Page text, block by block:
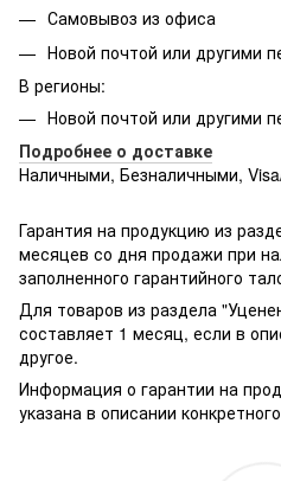
Самовывоз из офиса
Новой почтой или другими
В регионы:
Новой почтой или другими
Подробнее о доставке
Наличными, Безналичными,
g361hhadsek/p3316040/#
Гарантия на продукцию из
месяцев со дня продажи при
заполненного гарантийного
Для товаров из раздела
составляет 1 месяц, если в
другое.
Информация о гарантии на
указана в описании